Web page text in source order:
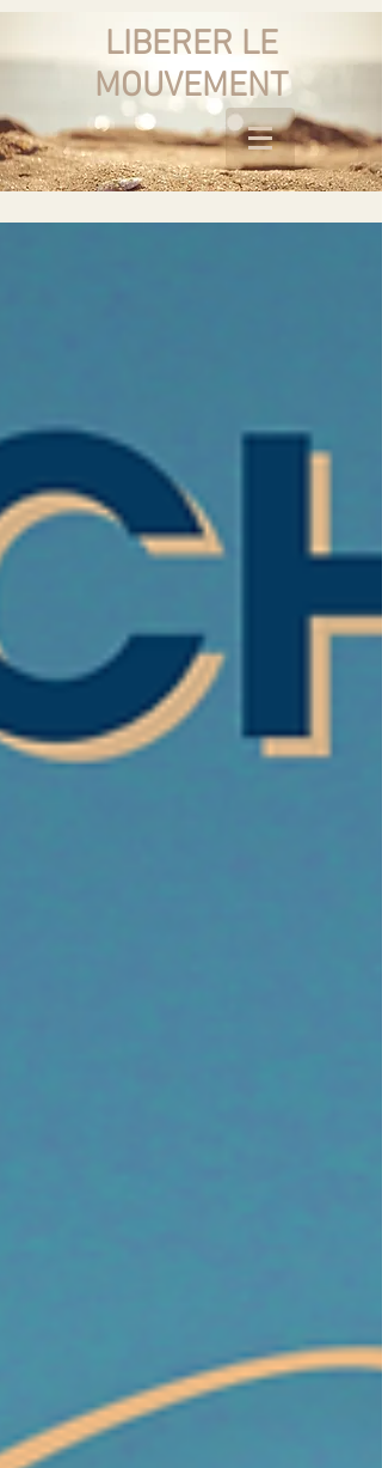
LIBERER LE
MOUVEMENT